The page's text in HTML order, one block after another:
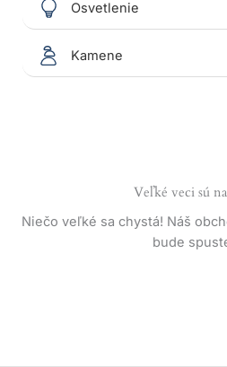
Osvetlenie
Kamene
Veľké veci sú
Niečo veľké sa chystá! Náš
bude